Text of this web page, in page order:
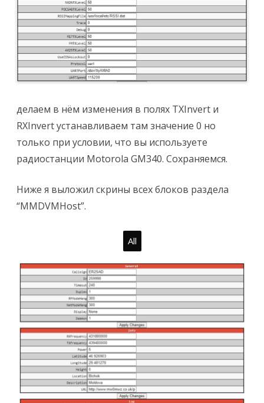
делаем в нём изменения в полях TXInvert и
RXInvert устанавливаем там значение 0 но
только при условии, что вы используете
радиостанции Motorola GM340. Сохраняемся.
Ниже я выложил скрины всех блоков раздела
“MMDVMHost”.
All